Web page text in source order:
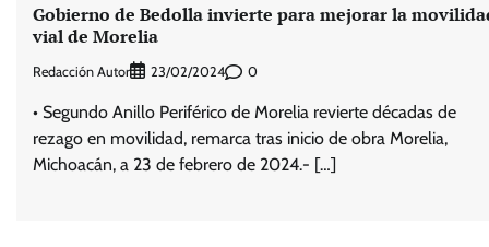
Gobierno de Bedolla invierte para mejorar la
vial de Morelia
Redacción Autor 23/02/2024 0
• Segundo Anillo Periférico de Morelia revierte décadas de
rezago en movilidad, remarca tras inicio de obra Morelia,
Michoacán, a 23 de febrero de 2024.- […]